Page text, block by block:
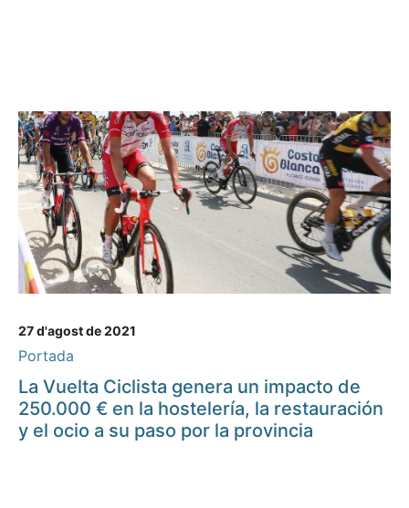
27 d'agost de 2021
Portada
La Vuelta Ciclista genera un impacto de
250.000 € en la hostelería, la restauración
y el ocio a su paso por la provincia